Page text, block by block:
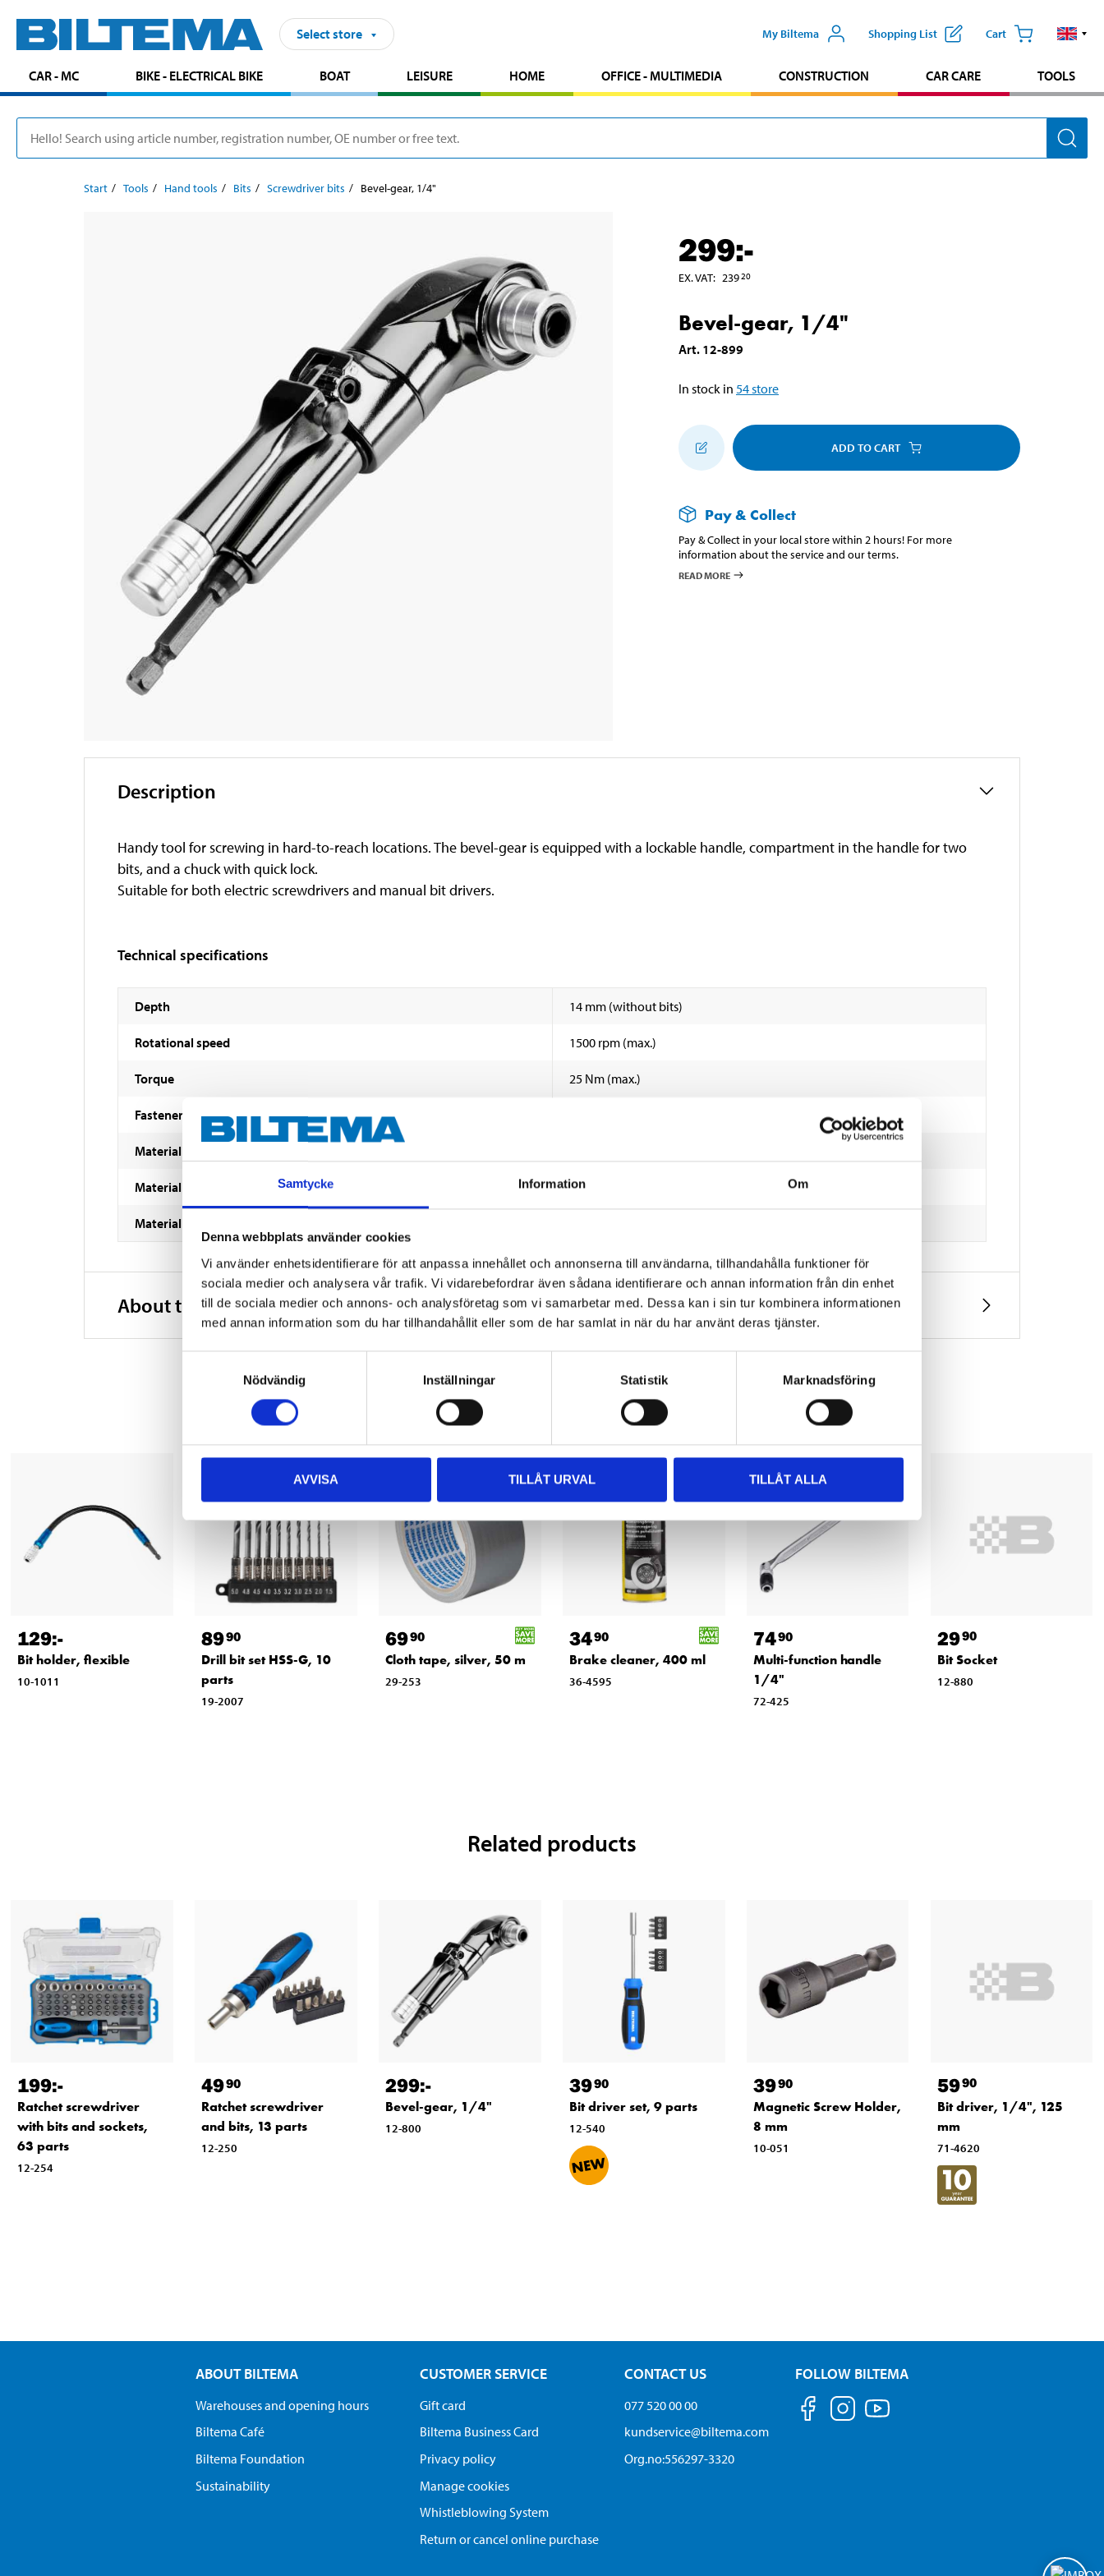
Samtycke Information Om
Denna webbplats använder cookies
Vi använder enhetsidentifierare för att anpassa innehållet och annonserna till användarna, tillhandahålla funktioner för
sociala medier och analysera vår trafik. Vi vidarebefordrar även sådana identifierare och annan information från din enhet
till de sociala medier och annons- och analysföretag som vi samarbetar med. Dessa kan i sin tur kombinera informationen
med annan information som du har tillhandahållit eller som de har samlat in när du har använt deras tjänster.
Nödvändig
Inställningar Statistik Marknadsföring
AVVISA TILLÅT URVAL TILLÅT ALLA
Select store My Biltema Shopping List Cart
CAR - MC BIKE - ELECTRICAL BIKE BOAT LEISURE HOME OFFICE - MULTIMEDIA CONSTRUCTION CAR CARE TOOLS
Start Tools Hand tools Bits Screwdriver bits Bevel-gear, 1/4"
299:-
EX. VAT: 23920
Bevel-gear, 1/4"
Art. 12-899
In stock in 54store
ADD TO CART
Pay & Collect
Pay & Collect in your local store within 2 hours! For more
information about the service and our terms.
READ MORE
Description
Handy tool for screwing in hard-to-reach locations. The bevel-gear is equipped with a lockable handle, compartment in the handle for two
bits, and a chuck with quick lock.
Suitable for both electric screwdrivers and manual bit drivers.
Technical specifications
Depth 14 mm (without bits)
Rotational speed 1500 rpm (max.)
Torque 25 Nm (max.)
Fastener
Material
Material ABS plastic (handle)
Material
About the manufacturer
Other customers also bought
129:-
Bit holder, flexible
10-1011
8990
Drill bit set HSS-G, 10
parts
19-2007
6990
Cloth tape, silver, 50 m
29-253
3490
Brake cleaner, 400 ml
36-4595
7490
Multi-function handle
1/4"
72-425
2990
Bit Socket
12-880
Related products
199:-
Ratchet screwdriver
with bits and sockets,
63 parts
12-254
4990
Ratchet screwdriver
and bits, 13 parts
12-250
299:-
Bevel-gear, 1/4"
12-800
3990
Bit driver set, 9 parts
12-540
3990
Magnetic Screw Holder,
8 mm
10-051
5990
Bit driver, 1/4", 125
mm
71-4620
ABOUT BILTEMA
Warehouses and opening hours
Biltema Café
Biltema Foundation
Sustainability
CUSTOMER SERVICE
Gift card
Biltema Business Card
Privacy policy
Manage cookies
Whistleblowing System
Return or cancel online purchase
CONTACT US
077 520 00 00
kundservice@biltema.com
Org.no:556297-3320
FOLLOW BILTEMA